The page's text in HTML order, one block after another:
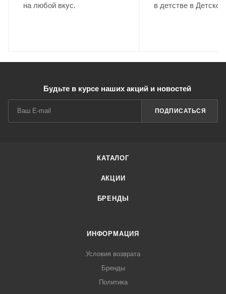
на любой вкус.
в детстве в
Будьте в курсе наших акций и новостей
ПОДПИСАТЬСЯ
КАТАЛОГ
АКЦИИ
БРЕНДЫ
ИНФОРМАЦИЯ
Условия возврата
Бренды
Политика